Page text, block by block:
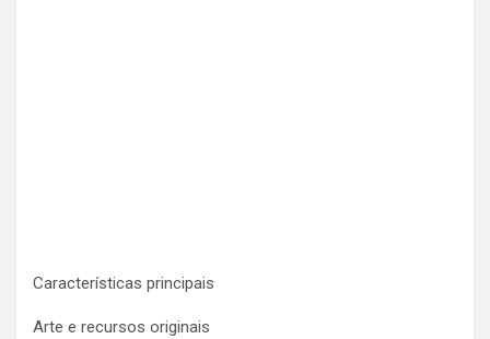
Características principais
Arte e recursos originais